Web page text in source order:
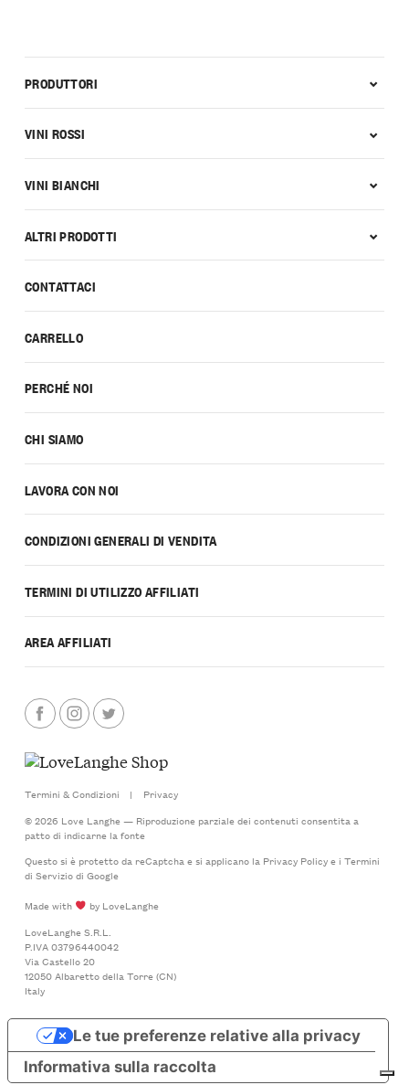
CONTATTACI
CARRELLO
PERCHÉ NOI
CHI SIAMO
LAVORA CON NOI
CONDIZIONI GENERALI DI VENDITA
TERMINI DI UTILIZZO AFFILIATI
AREA AFFILIATI
PRODUTTORI
VINI ROSSI
VINI BIANCHI
ALTRI PRODOTTI
Termini & Condizioni |
Privacy
© 2026 Love Langhe — Riproduzione parziale dei contenuti consentita a
patto di indicarne la fonte
Questo si è protetto da reCaptcha e si applicano la Privacy Policye i Termini
di Serviziodi Google
Made with
by LoveLanghe
LoveLanghe S.R.L.
P.IVA 03796440042
Via Castello 20
12050 Albaretto della Torre (CN)
Italy
Informativa sulla raccolta
Le tue preferenze relative alla privacy